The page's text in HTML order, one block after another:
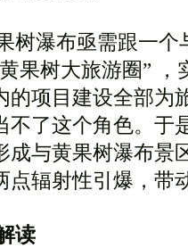
树瀑布亟需跟一
果树大旅游圈”
的项目建设全部为
不了这个角色。于
成与黄果树瀑布景
点辐射性引爆，带
读